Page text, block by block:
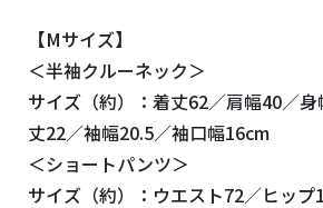
【Mサイズ】
＜半袖クルーネック＞
サイズ（約）：着丈62／肩幅40／身
丈22／袖幅20.5／袖口幅16cm
＜ショートパンツ＞
サイズ（約）：ウエスト72／ヒップ